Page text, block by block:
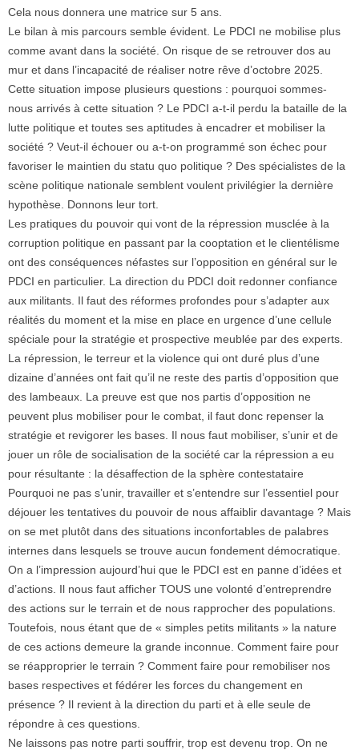
Cela nous donnera une matrice sur 5 ans.
Le bilan à mis parcours semble évident. Le PDCI ne mobilise plus
comme avant dans la société. On risque de se retrouver dos au
mur et dans l’incapacité de réaliser notre rêve d’octobre 2025.
Cette situation impose plusieurs questions : pourquoi sommes-
nous arrivés à cette situation ? Le PDCI a-t-il perdu la bataille de la
lutte politique et toutes ses aptitudes à encadrer et mobiliser la
société ? Veut-il échouer ou a-t-on programmé son échec pour
favoriser le maintien du statu quo politique ? Des spécialistes de la
scène politique nationale semblent voulent privilégier la dernière
hypothèse. Donnons leur tort.
Les pratiques du pouvoir qui vont de la répression musclée à la
corruption politique en passant par la cooptation et le clientélisme
ont des conséquences néfastes sur l’opposition en général sur le
PDCI en particulier. La direction du PDCI doit redonner confiance
aux militants. Il faut des réformes profondes pour s’adapter aux
réalités du moment et la mise en place en urgence d’une cellule
spéciale pour la stratégie et prospective meublée par des experts.
La répression, le terreur et la violence qui ont duré plus d’une
dizaine d’années ont fait qu’il ne reste des partis d’opposition que
des lambeaux. La preuve est que nos partis d’opposition ne
peuvent plus mobiliser pour le combat, il faut donc repenser la
stratégie et revigorer les bases. Il nous faut mobiliser, s’unir et de
jouer un rôle de socialisation de la société car la répression a eu
pour résultante : la désaffection de la sphère contestataire
Pourquoi ne pas s’unir, travailler et s’entendre sur l’essentiel pour
déjouer les tentatives du pouvoir de nous affaiblir davantage ? Mais
on se met plutôt dans des situations inconfortables de palabres
internes dans lesquels se trouve aucun fondement démocratique.
On a l’impression aujourd’hui que le PDCI est en panne d’idées et
d’actions. Il nous faut afficher TOUS une volonté d’entreprendre
des actions sur le terrain et de nous rapprocher des populations.
Toutefois, nous étant que de « simples petits militants » la nature
de ces actions demeure la grande inconnue. Comment faire pour
se réapproprier le terrain ? Comment faire pour remobiliser nos
bases respectives et fédérer les forces du changement en
présence ? Il revient à la direction du parti et à elle seule de
répondre à ces questions.
Ne laissons pas notre parti souffrir, trop est devenu trop. On ne